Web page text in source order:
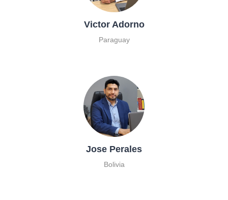
Victor Adorno
Paraguay
Jose Perales
Bolivia